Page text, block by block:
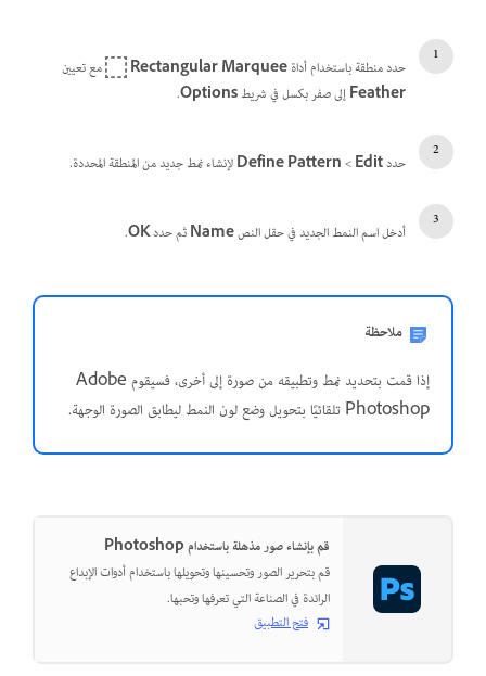
حدد منطقة باستخدام أداةRectangular Marquee
مع تعيين
Featherإلى صفر بكسل في شريطOptions
.
حددEdit
‏>
Define Patternلإنشاء نمط جديد من المنطقة المحددة.
أدخل اسم النمط الجديد في حقل النصNameثم حددOK
.
ملاحظة
إذا قمت بتحديد نمط وتطبيقه من صورة إلى أخرى، فسيقوم Adobe
Photoshop تلقائيًا بتحويل وضع لون النمط ليطابق الصورة الوجهة.
قم بإنشاء صور مذهلة باستخدام Photoshop
قم بتحرير الصور وتحسينها وتحويلها باستخدام أدوات الإبداع
الرائدة في الصناعة التي تعرفها وتحبها.
فتح التطبيق